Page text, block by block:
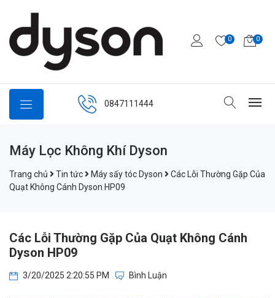
0 0
0847111444
Máy Lọc Không Khí Dyson
Trang chủ Tin tức Máy sấy tóc Dyson
Các Lỗi Thường Gặp Của
Quạt Không Cánh Dyson HP09
Các Lỗi Thường Gặp Của Quạt Không Cánh
Dyson HP09
3/20/2025 2:20:55 PM Bình Luận